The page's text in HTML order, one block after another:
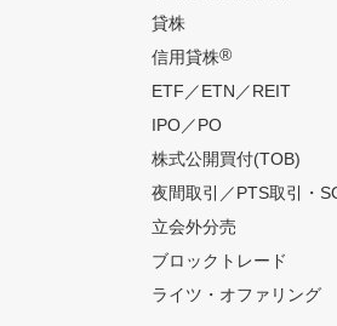
貸株
信用貸株®
ETF／ETN／REIT
IPO／PO
株式公開買付(TOB)
夜間取引／PTS取引・
立会外分売
ブロックトレード
ライツ・オファリング